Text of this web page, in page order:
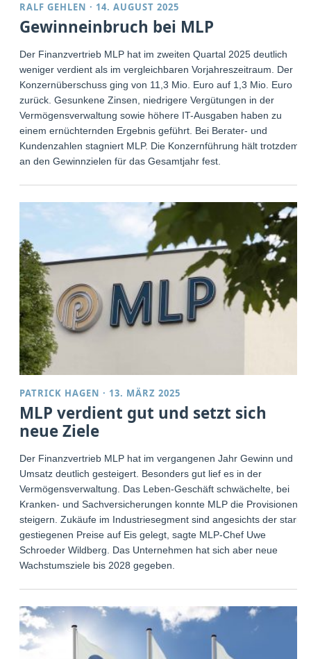
RALF GEHLEN · 14. AUGUST 2025
Gewinneinbruch bei MLP
Der Finanzvertrieb MLP hat im zweiten Quartal 2025 deutlich
weniger verdient als im vergleichbaren Vorjahreszeitraum. Der
Konzernüberschuss ging von 11,3 Mio. Euro auf 1,3 Mio. Euro
zurück. Gesunkene Zinsen, niedrigere Vergütungen in der
Vermögensverwaltung sowie höhere IT-Ausgaben haben zu
einem ernüchternden Ergebnis geführt. Bei Berater- und
Kundenzahlen stagniert MLP. Die Konzernführung hält trotzdem
an den Gewinnzielen für das Gesamtjahr fest.
PATRICK HAGEN · 13. MÄRZ 2025
MLP verdient gut und setzt sich
neue Ziele
Der Finanzvertrieb MLP hat im vergangenen Jahr Gewinn und
Umsatz deutlich gesteigert. Besonders gut lief es in der
Vermögensverwaltung. Das Leben-Geschäft schwächelte, bei
Kranken- und Sachversicherungen konnte MLP die Provisionen
steigern. Zukäufe im Industriesegment sind angesichts der stark
gestiegenen Preise auf Eis gelegt, sagte MLP-Chef Uwe
Schroeder Wildberg. Das Unternehmen hat sich aber neue
Wachstumsziele bis 2028 gegeben.